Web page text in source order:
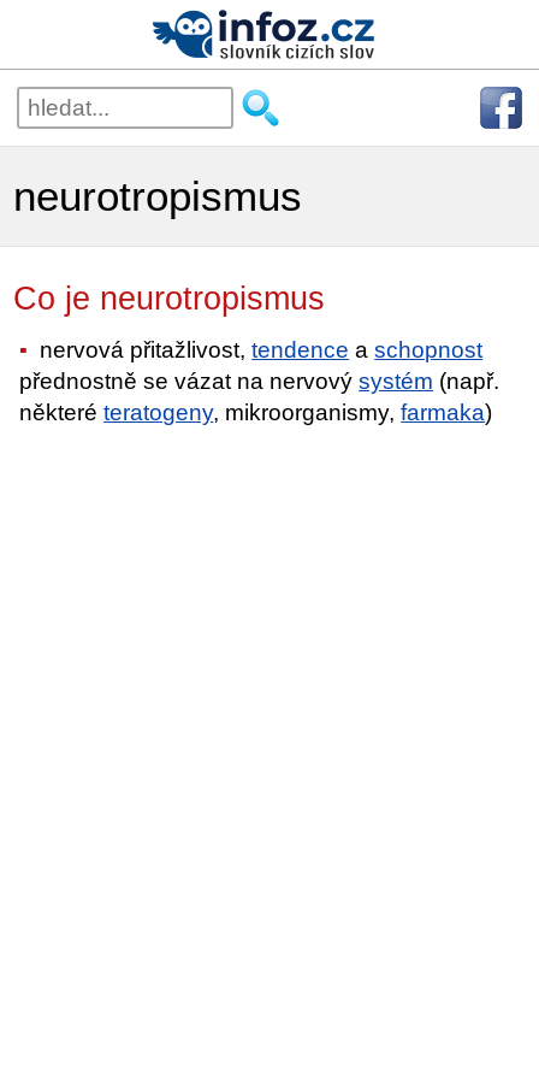
neurotropismus
Co je neurotropismus
nervová přitažlivost,tendence aschopnost
přednostně se vázat na nervovýsystém (např.
některéteratogeny, mikroorganismy,farmaka)